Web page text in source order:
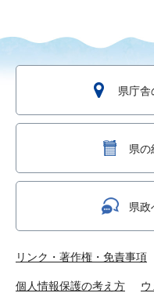
県庁舎
県の
県政
リンク・著作権・免責事項
個人情報保護の考え方